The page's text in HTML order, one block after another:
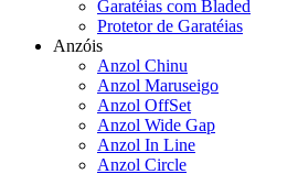
Garatéias com Bladed
Protetor de Garatéias
Anzóis
Anzol Chinu
Anzol Maruseigo
Anzol OffSet
Anzol Wide Gap
Anzol In Line
Anzol Circle